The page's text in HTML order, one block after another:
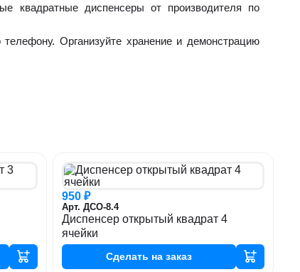
квадратные диспенсеры от производителя по
Организуйте хранение и демонстрацию
950 ₽
Арт. ДСО-8.4
Диспенсер открытый квадрат 4
ячейки
Сделать на заказ